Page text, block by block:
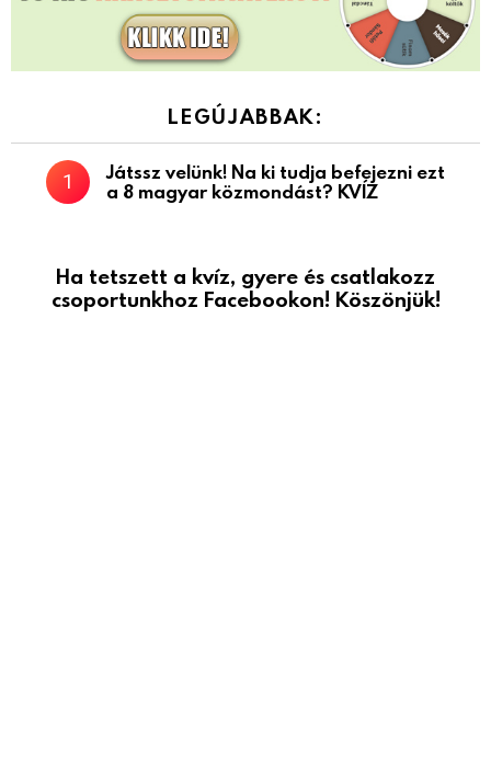
LEGÚJABBAK:
Játssz velünk! Na ki tudja befejezni ezt
a 8 magyar közmondást? KVÍZ
Ha tetszett a kvíz, gyere és csatlakozz
csoportunkhoz Facebookon! Köszönjük!